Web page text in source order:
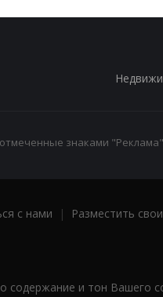
знаками
с нами | Разместить
и тон Вашего